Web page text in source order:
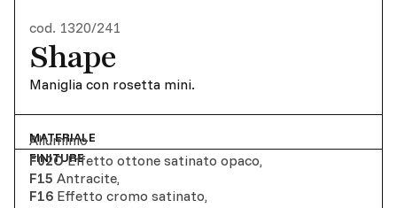
cod. 1320/241
Shape
Maniglia con rosetta mini.
MATERIALE
Alluminio
FINITURE
F02O Effetto ottone satinato opaco,
F15 Antracite,
F16 Effetto cromo satinato,